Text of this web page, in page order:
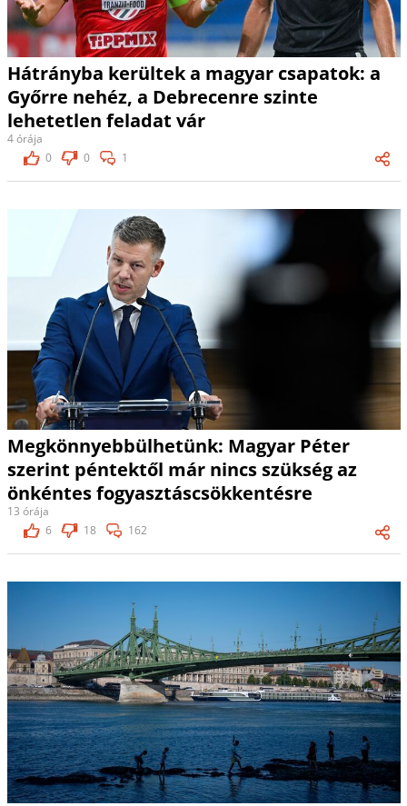
Hátrányba kerültek a magyar csapatok: a
Győrre nehéz, a Debrecenre szinte
lehetetlen feladat vár
4 órája
0
0 1
Megkönnyebbülhetünk: Magyar Péter
szerint péntektől már nincs szükség az
önkéntes fogyasztáscsökkentésre
13 órája
6
18 162